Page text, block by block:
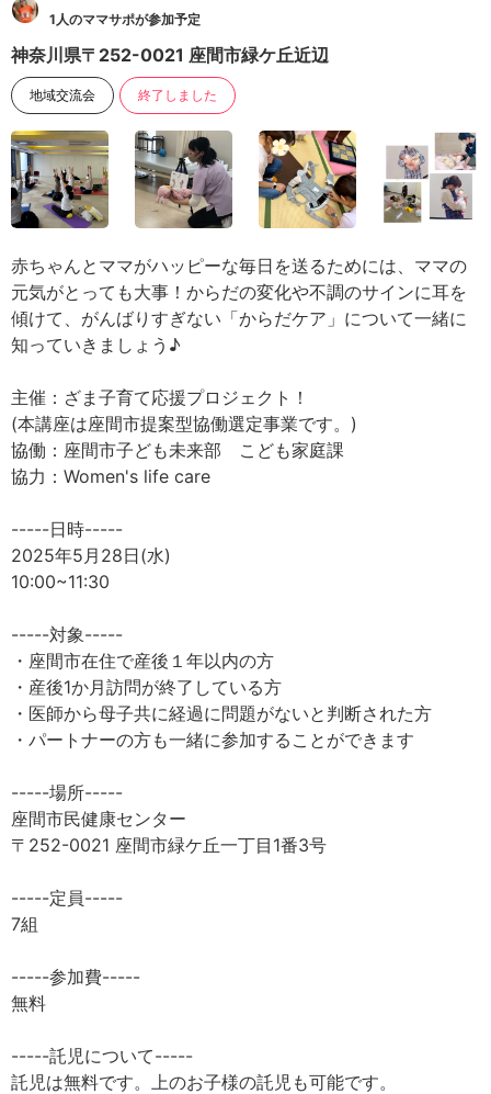
1人のママサポが参加予定
神奈川県〒252-0021 座間市緑ケ丘近辺
地域交流会 終了しました
赤ちゃんとママがハッピーな毎日を送るためには、ママの
元気がとっても大事！からだの変化や不調のサインに耳を
傾けて、がんばりすぎない「からだケア」について一緒に
知っていきましょう♪
主催：ざま子育て応援プロジェクト！
(本講座は座間市提案型協働選定事業です。)
協働：座間市子ども未来部 こども家庭課
協力：Women's life care
-----日時-----
2025年5月28日(水)
10:00~11:30
-----対象-----
・座間市在住で産後１年以内の方
・産後1か月訪問が終了している方
・医師から母子共に経過に問題がないと判断された方
・パートナーの方も一緒に参加することができます
-----場所-----
座間市民健康センター
〒252-0021 座間市緑ケ丘一丁目1番3号
-----定員-----
7組
-----参加費-----
無料
-----託児について-----
託児は無料です。上のお子様の託児も可能です。